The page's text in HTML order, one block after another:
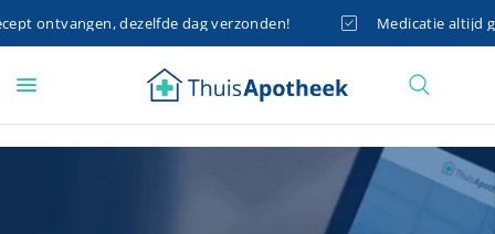
dezelfde dag verzonden! Medicatie altijd